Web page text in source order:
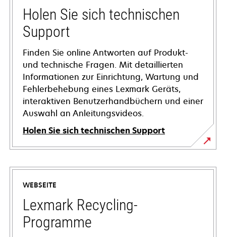
Holen Sie sich technischen
Support
Finden Sie online Antworten auf Produkt-
und technische Fragen. Mit detaillierten
Informationen zur Einrichtung, Wartung und
Fehlerbehebung eines Lexmark Geräts,
interaktiven Benutzerhandbüchern und einer
Auswahl an Anleitungsvideos.
Holen Sie sich technischen Support
wird
in
neuen
Registerkarte
geöffnet
WEBSEITE
Lexmark Recycling-
Programme